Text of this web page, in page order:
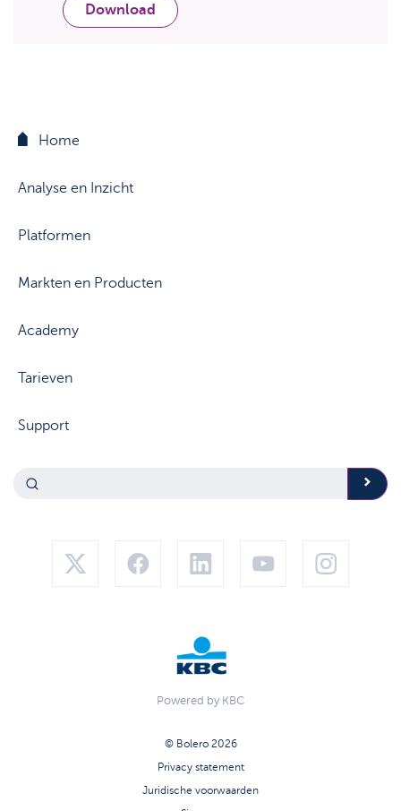
Strategie & Analyse
Support Download
Home
Analyse en Inzicht
Platformen
Markten en Producten
Academy
Tarieven
Support
Powered by KBC
© Bolero 2026
Privacy statement
Juridische voorwaarden